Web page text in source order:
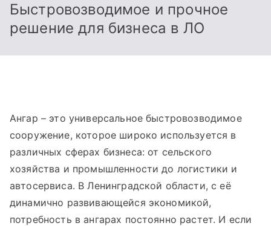
Быстровозводимое и прочное
решение для бизнеса в ЛО
Ангар – это универсальное быстровозводимое
сооружение, которое широко используется в
различных сферах бизнеса: от сельского
хозяйства и промышленности до логистики и
автосервиса. В Ленинградской области, с её
динамично развивающейся экономикой,
потребность в ангарах постоянно растет. И если